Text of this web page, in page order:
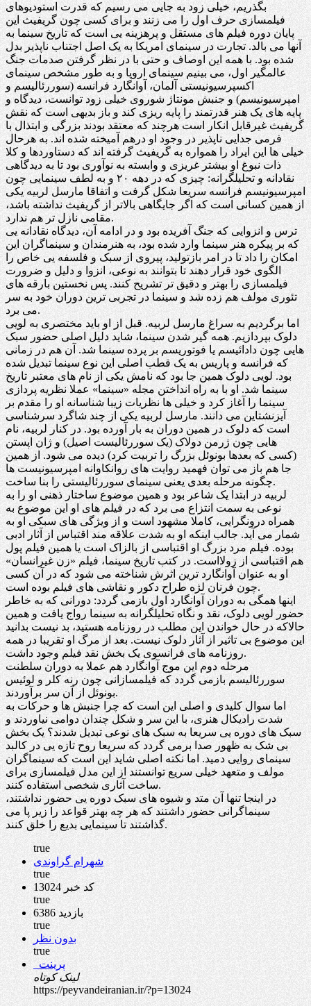
بگذریم، خیلی زود به جایی می رسیم که قدرت استودیوهای
فیلمسازی حرف اول را می زنند و برای کسی چون گریفیث این
پایان دوره فیلم های مستقل و پرهزینه یی است که تاریخ سینما به
آنها می بالد. تجارت در سینمای امریکا به یک اصل اجتناب ناپذیر بدل
شده بود. با همه این اوصاف و حتی با در نظر گرفتن صدمات جنگ
عالمگیر اول، می بینیم سینمای اروپا و به طور مشخص سینمای
اکسپرسیونیستی آلمان، آوانگارد فرانسه (سوررئالیسم و
امپرسیونیسم) و جنبش مونتاژ شوروی خیلی زود توانست، دیدگاه و
پایه های یک هنر قدرتمند را پایه ریزی کند و باز بدیهی است که نقش
گریفیث غیرقابل انکار است هرچند که معتقد بودند بزرگی و ابتذال با
فرمی جدایی ناپذیر در وجود او درهم آمیخته شده اند. به هرحال
خیلی ها این ایراد را همواره به گریفیث گرفته اند که دستاوردها و کلا
ذات نبوغ او بیشتر غریزی و وابسته به نوآوری بود تا به دیدگاهی
نقادانه و تحلیلگرانه: چیزی که در دهه ۲۰ و به لطف سینمایی چون
امپرسیونیسم فرانسه سریعا شکل گرفت و اتفاقا مارسل لربیه یکی
از همین کسانی است که اگر جایگاهی بالاتر از گریفیث نداشته باشد،
مقامی نازل تر هم ندارد.
ترس و انزوایی که جنگ آفریده بود و در ادامه آن، دیدگاه نقادانه یی
که بر پیکره هنر سینما وارد شده بود، به هنرمندان و سینماگران این
امکان را داد تا در امر بازتولید، پیروی از سبک و فلسفه یی خاص را
الگوی خود قرار دهند تا بتوانند به نوعی، انزوا و دلیل و ضرورت
فیلمسازی را بهتر و دقیق تر تشریح کنند. پس نخستین بارقه های
تئوری مولف هم زده شد و سینما در تجربی ترین دوران خود به سر
می برد.
اما برگردیم به سراغ مارسل لربیه. قبل از او باید مختصری به لویی
دلوک بپردازیم. همه گیر شدن سینما، شاید دلیل اصلی حضور سبک
هایی چون دادائیسم یا فوتوریسم بر پرده سینما شد. آن هم در زمانی
که فرانسه و پاریس به یک قطب اصلی این نوع سینما تبدیل شده
بود. لویی دلوک همین جا بود که نامش یکی از نام های معتبر تاریخ
سینما شد. او با به راه انداختن مجله «سینما» عملا نظریه پردازی
سینما را آغاز کرد و خیلی ها نظریات زیبا شناسانه او را مقدم بر
آیزنشتاین می دانند. مارسل لربیه یکی از چند شاگرد سرشناسی
است که دلوک در همین دوران به بار آورده بود. در کنار لربیه، نام
هایی چون ژرمن دولاک (یک سوررئالیست اصیل) و ژان اپستن
(کسی که بعدها بونوئل بزرگ را تربیت کرد) دیده می شود. از همین
جا هم باز می توان فهمید روایت های روانکاوانه امپرسیونیست ها
چگونه مرحله بعدی یعنی سینمای سوررئالیستی را بنا ساخت.
لربیه در ابتدا یک شاعر بود و همین موضوع ساختار ذهنی او را به
نوعی به سمت انتزاع می برد که در فیلم های او این موضوع به
همراه درونگرایی، کاملا مشهود است و از ویژگی های سبکی او به
شمار می آید. جالب اینکه او به شدت علاقه مند اقتباس از آثار ادبی
بوده. فیلم مرد بزرگ او اقتباسی از بالزاک است یا همین فیلم پول
هم اقتباسی از زولااست. در کتب تاریخ سینما، فیلم «زن غیرانسان»
او به عنوان آوانگارد ترین اثرش شناخته می شود که در آن کسی
چون فرنان لژه طراح دکور و نقاشی های فیلم بوده است.
اینها همگی به دوران آوانگارد اول بازمی گردد: دورانی که به خاطر
حضور لویی دلوک، نقد و نگاه تحلیلگرانه به سینما رواج یافت و همین
حالاکه در حال خواندن این مطلب در روزنامه هستید، بد نیست بدانید
این موضوع بی تاثیر از آثار دلوک نیست. بعد از مرگ او تقریبا در همه
روزنامه های فرانسوی یک بخش نقد فیلم وجود داشت.
مرحله دوم این موج آوانگارد هم عملا به دوران سلطنت
سوررئالیسم بازمی گردد که فیلمسازانی چون رنه کلر و لوئیس
بونوئل از آن سر برآوردند.
اما سوال کلیدی و اصلی این است که چرا جنبش ها و حرکات به
شدت رادیکال هنری، با این سر و شکل چندان دوامی نیاوردند و
سبک های دوره یی سریعا به سبک های نوعی تبدیل شدند؟ یک بخش
بی شک به ظهور صدا برمی گردد که سریعا روح تازه یی در کالبد
سینمای روایی دمید. اما نکته اصلی شاید این است که سینماگران
مولف و متعهد خیلی سریع توانستند از این مدل فیلمسازی برای
ساخت آثاری شخصی استفاده کنند.
در اینجا تنها آن متد و شیوه های سبک دوره یی حضور نداشتند،
سینماگرانی حضور داشتند که هر چه بهتر قواعد را زیر پا می
گذاشتند تا سینمایی بدیع را خلق کنند.
true
شهرام گراوندی
true
کد خبر 13024
true
6386 بازدید
true
بدون نظر
true
پرینت
لینک کوتاه
https://peyvandeiranian.ir/?p=13024